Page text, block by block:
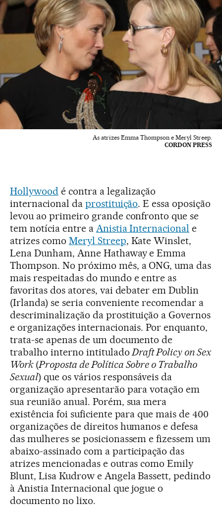
As atrizes Emma Thompson e Meryl Streep.
CORDON PRESS
Hollywoodé contra a legalização
internacional da prostituição. E essa oposição
levou ao primeiro grande confronto que se
tem notícia entre a Anistia Internacional e
atrizes como Meryl Streep, Kate Winslet,
Lena Dunham, Anne Hathaway e Emma
Thompson. No próximo mês, a ONG, uma das
mais respeitadas do mundo e entre as
favoritas dos atores, vai debater em Dublin
(Irlanda) se seria conveniente recomendar a
descriminalização da prostituição a Governos
e organizações internacionais. Por enquanto,
trata-se apenas de um documento de
trabalho interno intituladoDraft Policy on Sex
Work(Proposta de Política Sobre o Trabalho
Sexual) que os vários responsáveis da
organização apresentarão para votação em
sua reunião anual. Porém, sua mera
existência foi suficiente para que mais de 400
organizações de direitos humanos e defesa
das mulheres se posicionassem e fizessem um
abaixo-assinado com a participação das
atrizes mencionadas e outras como Emily
Blunt, Lisa Kudrow e Angela Bassett, pedindo
à Anistia Internacional que jogue o
documento no lixo.